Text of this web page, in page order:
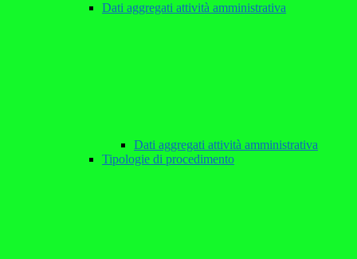
Dati aggregati attività amministrativa
Dati aggregati attività amministrativa
Tipologie di procedimento